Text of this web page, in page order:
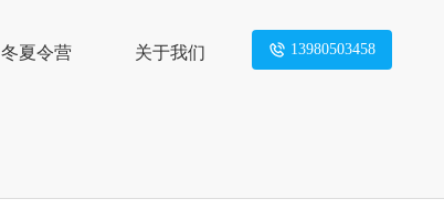
冬夏令营 关于我们 13980503458